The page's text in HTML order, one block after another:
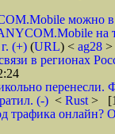
можно в
(+) (URL) < ag28 >
в регионах
(-) < Rust >
трафика